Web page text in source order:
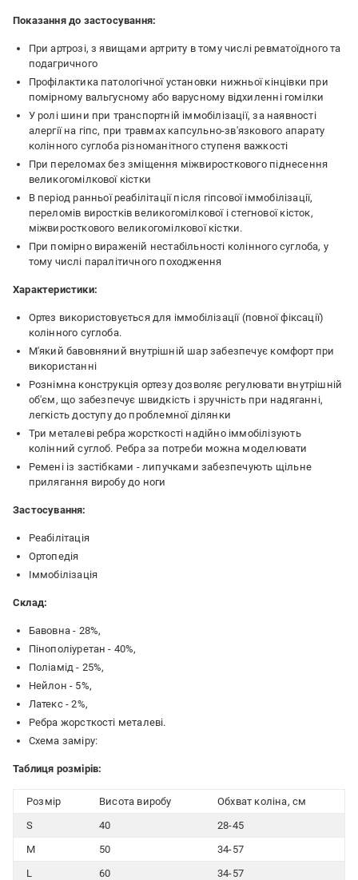
Показання до застосування:
При артрозі, з явищами артриту в тому числі ревматоїдного та
подагричного
Профілактика патологічної установки нижньої кінцівки при
помірному вальгусному або варусному відхиленні гомілки
У ролі шини при транспортній іммобілізації, за наявності
алергії на гіпс, при травмах капсульно-зв'язкового апарату
колінного суглоба різноманітного ступеня важкості
При переломах без зміщення міжвиросткового піднесення
великогомілкової кістки
В період ранньої реабілітації після гіпсової іммобілізації,
переломів виростків великогомілкової і стегнової кісток,
міжвиросткового великогомілкової кістки.
При помірно вираженій нестабільності колінного суглоба, у
тому числі паралітичного походження
Характеристики:
Ортез використовується для іммобілізації (повної фіксації)
колінного суглоба.
М'який бавовняний внутрішній шар забезпечує комфорт при
використанні
Рознімна конструкція ортезу дозволяє регулювати внутрішній
об'єм, що забезпечує швидкість і зручність при надяганні,
легкість доступу до проблемної ділянки
Три металеві ребра жорсткості надійно іммобілізують
колінний суглоб. Ребра за потреби можна моделювати
Ремені із застібками - липучками забезпечують щільне
прилягання виробу до ноги
Застосування:
Реабілітація
Ортопедія
Іммобілізація
Склад:
Бавовна - 28%,
Пінополіуретан - 40%,
Поліамід - 25%,
Нейлон - 5%,
Латекс - 2%,
Ребра жорсткості металеві.
Схема заміру:
Таблиця розмірів:
Розмір Висота виробу
Обхват коліна, см
S
40
28-45
M
50
34-57
L
60 34-57